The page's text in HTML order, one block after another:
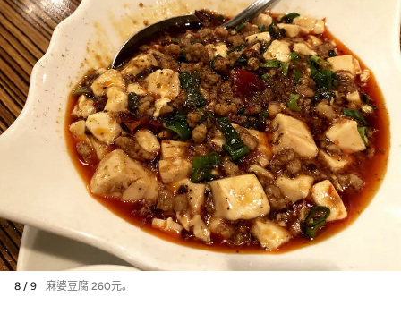
8 / 9 麻婆豆腐 260元。